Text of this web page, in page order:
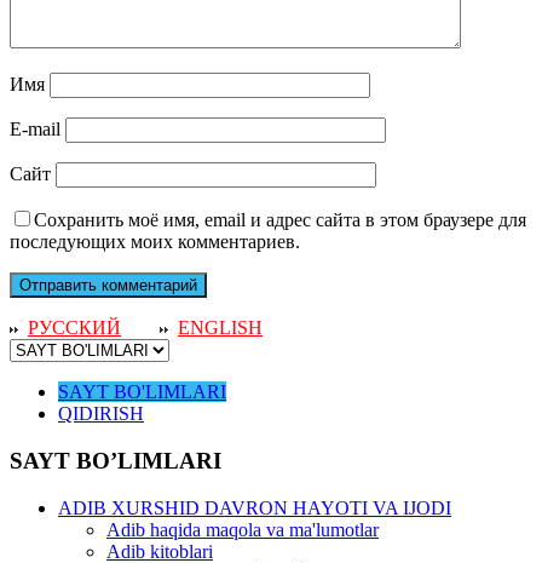
Имя
E-mail
Сайт
Сохранить моё имя, email и адрес сайта в этом браузере для
последующих моих комментариев.
РУССКИЙ ENGLISH
SAYT BO'LIMLARI
QIDIRISH
SAYT BO’LIMLARI
ADIB XURSHID DAVRON HAYOTI VA IJODI
Adib haqida maqola va ma'lumotlar
Adib kitoblari